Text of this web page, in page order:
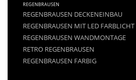
REGENBRAUSEN
REGENBRAUSEN DECKENEINBAU
REGENBRAUSEN MIT LED FARBLICHT
REGENBRAUSEN WANDMONTAGE
RETRO REGENBRAUSEN
REGENBRAUSEN FARBIG